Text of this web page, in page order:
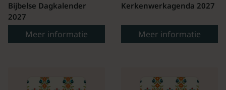
Bijbelse Dagkalender
2027
Meer informatie
Kerkenwerkagenda 2027
Meer informatie